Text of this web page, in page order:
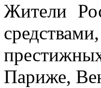
Жители
Париже,